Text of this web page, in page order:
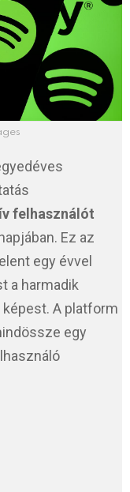
felhasználót
Ez az
egy évvel
a harmadik
A platform
egy